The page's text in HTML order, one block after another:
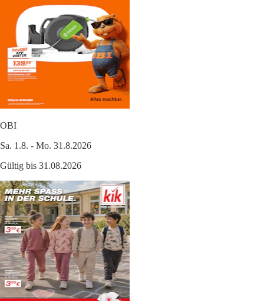
OBI
Sa. 1.8. - Mo. 31.8.2026
Gültig bis 31.08.2026